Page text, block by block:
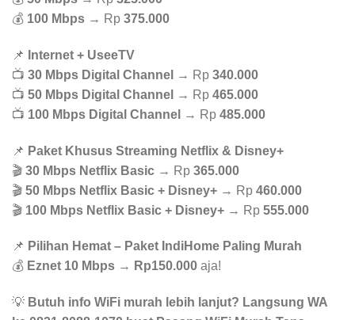
💰 100 Mbps → Rp 375.000
📌
Internet + UseeTV
📺 30 Mbps Digital Channel → Rp 340.000
📺 50 Mbps Digital Channel → Rp 465.000
📺 100 Mbps Digital Channel → Rp 485.000
📌 Paket Khusus Streaming Netflix & Disney+
🎬 30 Mbps Netflix Basic → Rp 365.000
🎬 50 Mbps Netflix Basic + Disney+ → Rp 460.000
🎬 100 Mbps Netflix Basic + Disney+ → Rp 555.000
📌 Pilihan Hemat – Paket IndiHome Paling Murah
💰 Eznet 10 Mbps → Rp150.000 aja!
💡 Butuh info WiFi murah lebih lanjut? Langsung WA